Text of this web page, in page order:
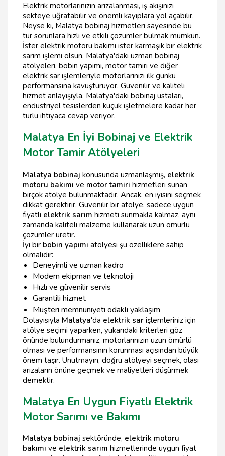
Elektrik motorlarınızın arızalanması, iş akışınızı
sekteye uğratabilir ve önemli kayıplara yol açabilir.
Neyse ki, Malatya bobinaj hizmetleri sayesinde bu
tür sorunlara hızlı ve etkili çözümler bulmak mümkün.
İster elektrik motoru bakımı ister karmaşık bir elektrik
sarım işlemi olsun, Malatya'daki uzman bobinaj
atölyeleri, bobin yapımı, motor tamiri ve diğer
elektrik sar işlemleriyle motorlarınızı ilk günkü
performansına kavuşturuyor. Güvenilir ve kaliteli
hizmet anlayışıyla, Malatya'daki bobinaj ustaları,
endüstriyel tesislerden küçük işletmelere kadar her
türlü ihtiyaca cevap veriyor.
Malatya En İyi Bobinaj ve Elektrik
Motor Tamir Atölyeleri
Malatya bobinaj konusunda uzmanlaşmış, elektrik
motoru bakımı ve motor tamiri hizmetleri sunan
birçok atölye bulunmaktadır. Ancak, en iyisini seçmek
dikkat gerektirir. Güvenilir bir atölye, sadece uygun
fiyatlı elektrik sarım hizmeti sunmakla kalmaz, aynı
zamanda kaliteli malzeme kullanarak uzun ömürlü
çözümler üretir.
İyi bir bobin yapımı atölyesi şu özelliklere sahip
olmalıdır:
Deneyimli ve uzman kadro
Modern ekipman ve teknoloji
Hızlı ve güvenilir servis
Garantili hizmet
Müşteri memnuniyeti odaklı yaklaşım
Dolayısıyla Malatya'da elektrik sar işlemleriniz için
atölye seçimi yaparken, yukarıdaki kriterleri göz
önünde bulundurmanız, motorlarınızın uzun ömürlü
olması ve performansının korunması açısından büyük
önem taşır. Unutmayın, doğru atölyeyi seçmek, olası
arızaların önüne geçmek ve maliyetleri düşürmek
demektir.
Malatya En Uygun Fiyatlı Elektrik
Motor Sarımı ve Bakımı
Malatya bobinaj sektöründe, elektrik motoru
bakımı ve elektrik sarım hizmetlerinde uygun fiyat